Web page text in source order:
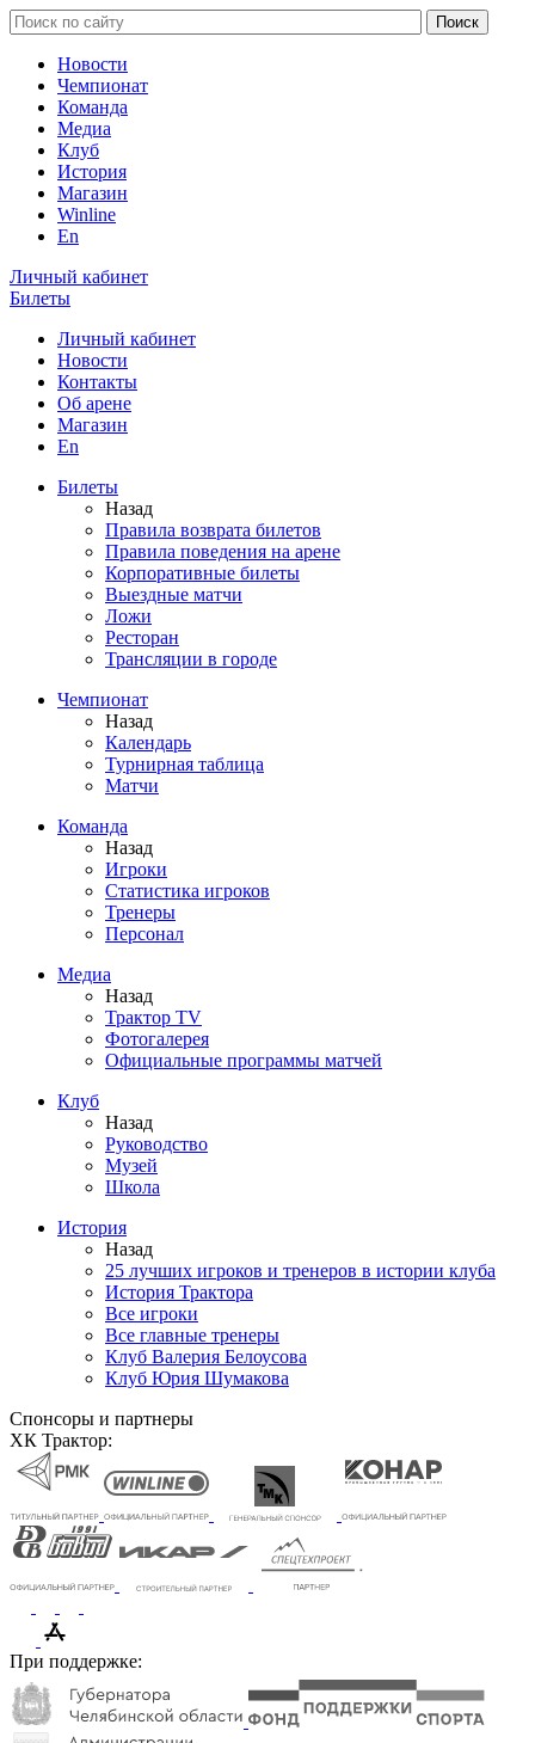
Новости
Чемпионат
Команда
Медиа
Клуб
История
Магазин
Winline
En
Личный кабинет
Билеты
Личный кабинет
Новости
Контакты
Об арене
Магазин
En
Билеты
Назад
Правила возврата билетов
Правила поведения на арене
Корпоративные билеты
Выездные матчи
Ложи
Ресторан
Трансляции в городе
Чемпионат
Назад
Календарь
Турнирная таблица
Матчи
Команда
Назад
Игроки
Статистика игроков
Тренеры
Персонал
Медиа
Назад
Трактор TV
Фотогалерея
Официальные программы матчей
Клуб
Назад
Руководство
Музей
Школа
История
Назад
25 лучших игроков и тренеров в истории клуба
История Трактора
Все игроки
Все главные тренеры
Клуб Валерия Белоусова
Клуб Юрия Шумакова
Спонсоры и партнеры
ХК Трактор:
При поддержке: